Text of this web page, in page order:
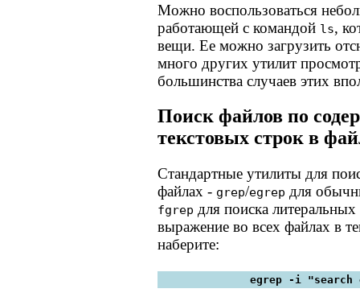
Можно воспользоваться
работающей с командой ls,
вещи. Ее можно загрузить
много других утилит
большинства случаев этих
Поиск файлов по
текстовых строк в
Стандартные утилиты для
файлах - grep/egrep для
fgrep для поиска
выражение во всех файлах в
наберите:
egrep -i "search